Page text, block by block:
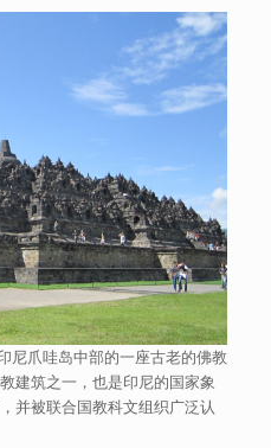
尼爪哇岛中部的一座古老的佛教
建筑之一，也是印尼的国家象
并被联合国教科文组织广泛认